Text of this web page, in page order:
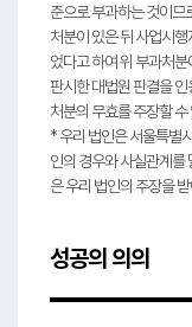
준으로 부과하는 것이므
처분이 있은 뒤 사업시
었다고 하여 위 부과처
판시한 대법원 판결을
처분의 무효를 주장할
* 우리 법인은 서울특별
인의 경우와 사실관계를
은 우리 법인의 주장을
성공의 의의